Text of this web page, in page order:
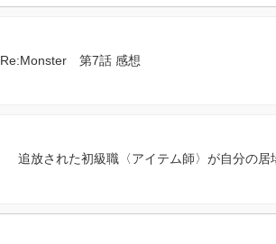
Re:Monster 第7話 感想
追放された初級職〈アイテム師〉が自分の居